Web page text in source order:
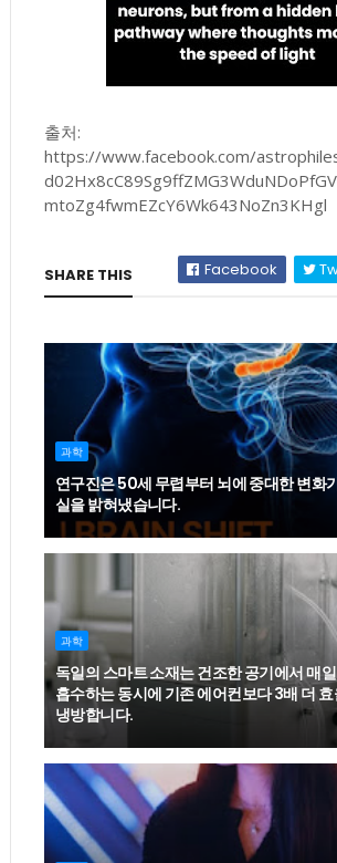
출처:
https://www.facebook.com/
mtoZg4fwmEZcY6Wk643NoZn3KHgl
SHARE THIS Facebook
과학
연구진은 50세 무렵부터 뇌에 중대한 변화
실을 밝혀냈습니다.
과학
독일의 스마트 소재는 건조한 공기에서 매
흡수하는 동시에 기존 에어컨보다 3배 더
냉방합니다.